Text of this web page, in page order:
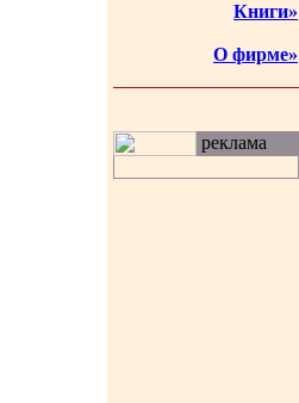
Книги»
О фирме»
реклама